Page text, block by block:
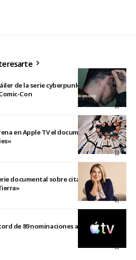
de la serie cyberpunk
Con
en Apple TV el documental «La
documental sobre citas titulada «La
de 89 nominaciones a los premios